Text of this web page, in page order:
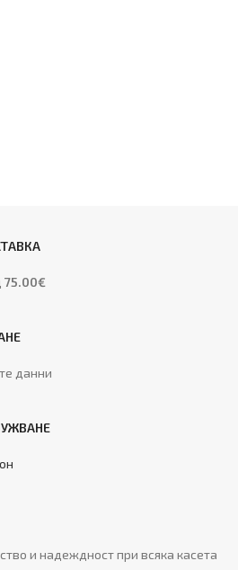
75.00€
данни
и надеждност при всяка касета